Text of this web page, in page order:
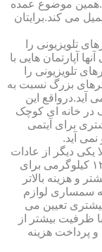
موضوع عمده
می کند.برایتان
تلویزیونی را
آپارتمان هایی با
تلویزیونی را
بزرگ نسبت به
آید.درواقع این
در خانه ای کوچک
برای آیتمی
آید.
یکی دیگر از عادات
نادرست مشتریان ایرانی است.یک لباسشویی ١٢ کیلوگرمی برای
بیشتر و هزینه بالاتر
سمساری لوازم
تعیین می
ظرفیت بیشتر از
و پرداخت هزینه